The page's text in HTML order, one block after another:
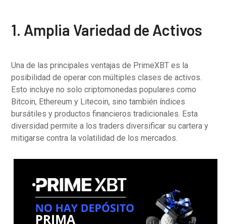
1. Amplia Variedad de Activos
Una de las principales ventajas de PrimeXBT es la
posibilidad de operar con múltiples clases de activos.
Esto incluye no solo criptomonedas populares como
Bitcoin, Ethereum y Litecoin, sino también índices
bursátiles y productos financieros tradicionales. Esta
diversidad permite a los traders diversificar su cartera y
mitigarse contra la volatilidad de los mercados.